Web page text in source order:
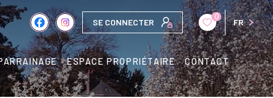
SE CONNECTER
0
FR
ESPACE PROPRIÉTAIRE CONTACT